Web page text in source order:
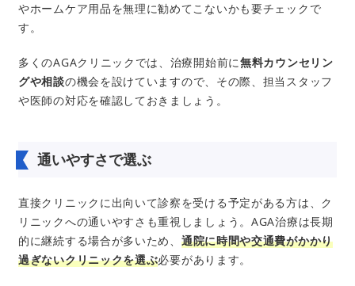
やホームケア用品を無理に勧めてこないかも要チェックで
す。
多くのAGAクリニックでは、治療開始前に無料カウンセリン
グや相談の機会を設けていますので、その際、担当スタッフ
や医師の対応を確認しておきましょう。
通いやすさで選ぶ
直接クリニックに出向いて診察を受ける予定がある方は、ク
リニックへの通いやすさも重視しましょう。AGA治療は長期
的に継続する場合が多いため、 通院に時間や交通費がかかり
過ぎないクリニックを選ぶ必要があります。